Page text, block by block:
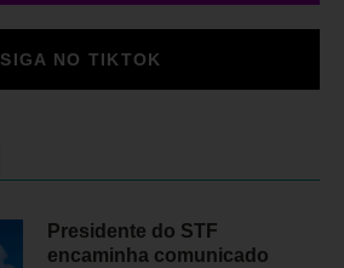
SIGA NO TIKTOK
Presidente do STF
encaminha comunicado